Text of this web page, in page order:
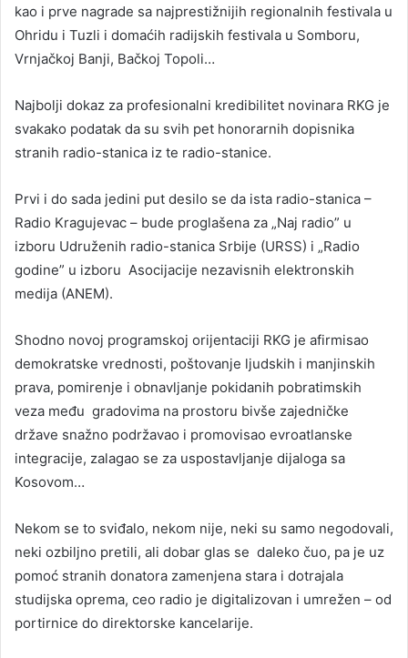
kao i prve nagrade sa najprestižnijih regionalnih festivala u
Ohridu i Tuzli i domaćih radijskih festivala u Somboru,
Vrnjačkoj Banji, Bačkoj Topoli…
Najbolji dokaz za profesionalni kredibilitet novinara RKG je
svakako podatak da su svih pet honorarnih dopisnika
stranih radio-stanica iz te radio-stanice.
Prvi i do sada jedini put desilo se da ista radio-stanica –
Radio Kragujevac – bude proglašena za „Naj radio” u
izboru Udruženih radio-stanica Srbije (URSS) i „Radio
godine” u izboru Asocijacije nezavisnih elektronskih
medija (ANEM).
Shodno novoj programskoj orijentaciji RKG je afirmisao
demokratske vrednosti, poštovanje ljudskih i manjinskih
prava, pomirenje i obnavljanje pokidanih pobratimskih
veza među gradovima na prostoru bivše zajedničke
države snažno podržavao i promovisao evroatlanske
integracije, zalagao se za uspostavljanje dijaloga sa
Kosovom…
Nekom se to sviđalo, nekom nije, neki su samo negodovali,
neki ozbiljno pretili, ali dobar glas se daleko čuo, pa je uz
pomoć stranih donatora zamenjena stara i dotrajala
studijska oprema, ceo radio je digitalizovan i umrežen – od
portirnice do direktorske kancelarije.